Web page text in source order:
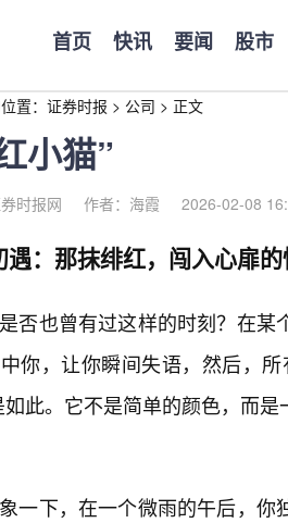
首页 快讯 要闻 股市
置： 证券时报 > 公司 > 正文
小猫”
时报网 作者：海霞 2026-02-08
遇：那抹绯红，闯入心扉
否也曾有过这样的时刻？在某
你，让你瞬间失语，然后，
如此。它不是简单的颜色，而
一下，在一个微雨的午后，你